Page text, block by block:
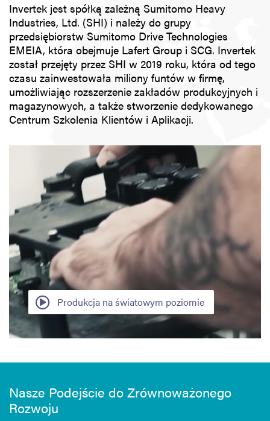
Invertek jest spółką zależną Sumitomo Heavy
Industries, Ltd. (SHI) i należy do grupy
przedsiębiorstw Sumitomo Drive Technologies
EMEIA, która obejmuje Lafert Group i SCG. Invertek
został przejęty przez SHI w 2019 roku, która od tego
czasu zainwestowała miliony funtów w firmę,
umożliwiając rozszerzenie zakładów produkcyjnych i
magazynowych, a także stworzenie dedykowanego
Centrum Szkolenia Klientów i Aplikacji.
Produkcja na światowym poziomie
Nasze Podejście do Zrównoważonego
Rozwoju